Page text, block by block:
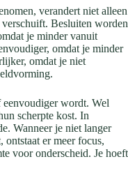
verandert niet alleen
Besluiten worden
je minder vanuit
omdat je minder
omdat je niet
eenvoudiger wordt. Wel
scherpte kost. In
Wanneer je niet langer
er meer focus,
voor onderscheid. Je hoeft